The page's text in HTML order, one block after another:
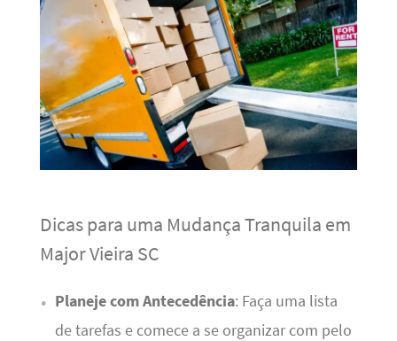
Dicas para uma Mudança Tranquila em
Major Vieira SC
Planeje com Antecedência: Faça uma lista
de tarefas e comece a se organizar com pelo